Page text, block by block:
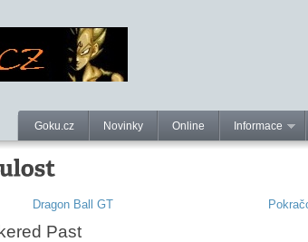
Goku.cz Novinky Online Informace
Dragon Ball GT
Past